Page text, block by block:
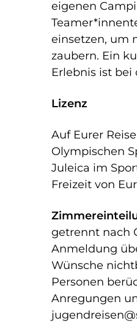
eigenen
einsetzen, um
zaubern. Ein
Erlebnis ist bei
Lizenz
Auf Eurer
Olympischen
Juleica im
Freizeit von
getrennt nach
Anmeldung
Wünsche
Personen
Anregungen